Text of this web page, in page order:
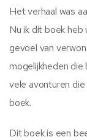
Het verhaal was
Nu ik dit boek
gevoel van
mogelijkheden die
vele avonturen
boek.
Dit boek is een